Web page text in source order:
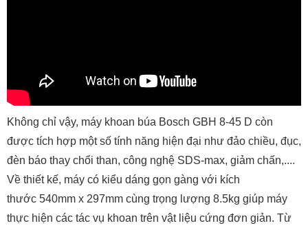
Không chỉ vậy, máy khoan búa Bosch GBH 8-45 D còn
được tích hợp một số tính năng hiện đại như đảo chiều, đục,
đèn báo thay chổi than, công nghệ SDS-max, giảm chấn,....
Về thiết kế, máy có kiểu dáng gọn gàng với kích
thước 540mm x 297mm cùng trọng lượng 8.5kg giúp máy
thực hiện các tác vụ khoan trên vật liệu cứng đơn giản. Từ